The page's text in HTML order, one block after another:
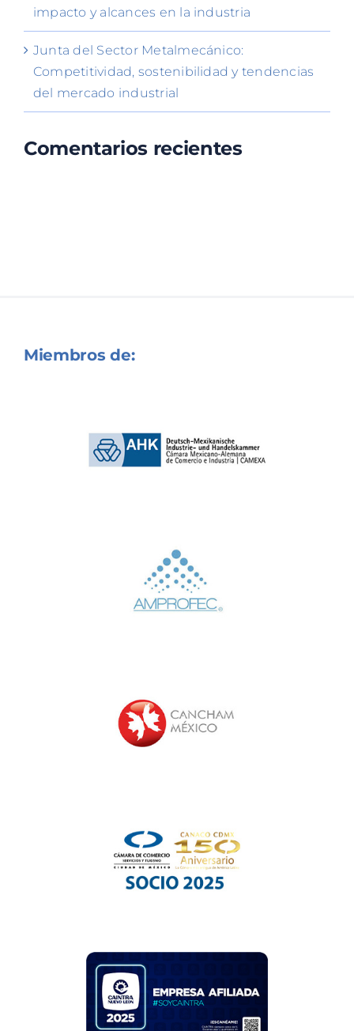
impacto y alcances en la industria
Junta del Sector Metalmecánico:
Competitividad, sostenibilidad y tendencias
del mercado industrial
Comentarios recientes
Miembros de: